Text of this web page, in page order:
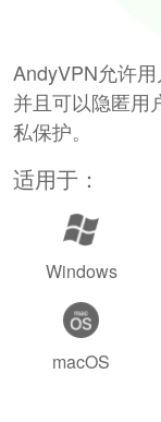
AndyVPN允许
并且可以隐匿用
私保护。
适用于：
Windows
macOS